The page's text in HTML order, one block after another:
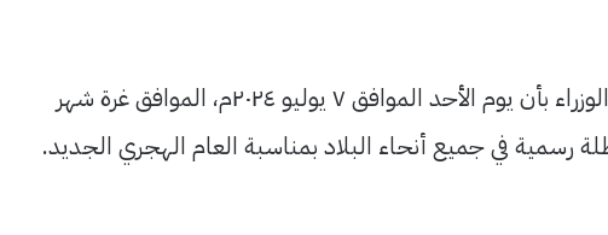
أعلنت الأمانة العامة لمجلس الوزراء بأن يوم الأحد الموافق ٧ يوليو ٢٠٢٤م، الموافق غرة شهر